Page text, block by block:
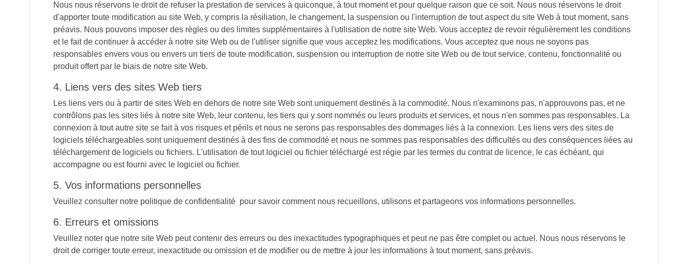
Nous nous réservons le droit de refuser la prestation de services à quiconque, à tout moment et pour quelque raison que ce soit. Nous nous réservons le droit
d'apporter toute modification au site Web, y compris la résiliation, le changement, la suspension ou l'interruption de tout aspect du site Web à tout moment, sans
préavis. Nous pouvons imposer des règles ou des limites supplémentaires à l'utilisation de notre site Web. Vous acceptez de revoir régulièrement les conditions
et le fait de continuer à accéder à notre site Web ou de l'utiliser signifie que vous acceptez les modifications. Vous acceptez que nous ne soyons pas
responsables envers vous ou envers un tiers de toute modification, suspension ou interruption de notre site Web ou de tout service, contenu, fonctionnalité ou
produit offert par le biais de notre site Web.
4. Liens vers des sites Web tiers
Les liens vers ou à partir de sites Web en dehors de notre site Web sont uniquement destinés à la commodité. Nous n'examinons pas, n'approuvons pas, et ne
contrôlons pas les sites liés à notre site Web, leur contenu, les tiers qui y sont nommés ou leurs produits et services, et nous n'en sommes pas responsables. La
connexion à tout autre site se fait à vos risques et périls et nous ne serons pas responsables des dommages liés à la connexion. Les liens vers des sites de
logiciels téléchargeables sont uniquement destinés à des fins de commodité et nous ne sommes pas responsables des difficultés ou des conséquences liées au
téléchargement de logiciels ou fichiers. L'utilisation de tout logiciel ou fichier téléchargé est régie par les termes du contrat de licence, le cas échéant, qui
accompagne ou est fourni avec le logiciel ou fichier.
5. Vos informations personnelles
Veuillez consulter notre politique de confidentialité pour savoir comment nous recueillons, utilisons et partageons vos informations personnelles.
6. Erreurs et omissions
Veuillez noter que notre site Web peut contenir des erreurs ou des inexactitudes typographiques et peut ne pas être complet ou actuel. Nous nous réservons le
droit de corriger toute erreur, inexactitude ou omission et de modifier ou de mettre à jour les informations à tout moment, sans préavis.